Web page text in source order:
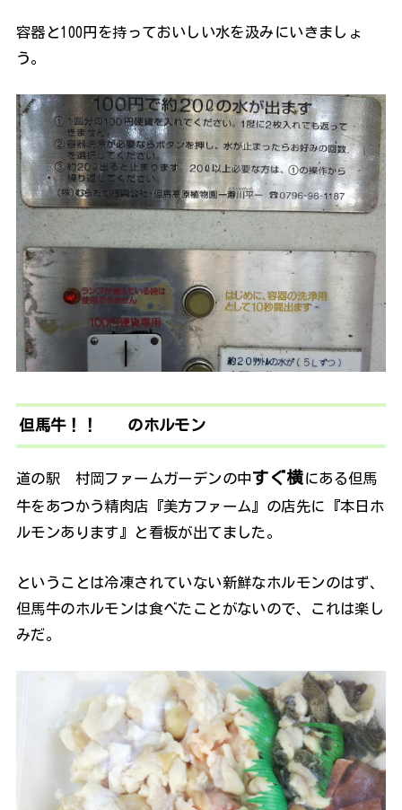
容器と100円を持っておいしい水を汲みにいきましょ
う。
但馬牛！！ のホルモン
道の駅 村岡ファームガーデンの中すぐ横にある但馬
牛をあつかう精肉店『美方ファーム』の店先に『本日ホ
ルモンあります』と看板が出てました。
ということは冷凍されていない新鮮なホルモンのはず、
但馬牛のホルモンは食べたことがないので、これは楽し
みだ。